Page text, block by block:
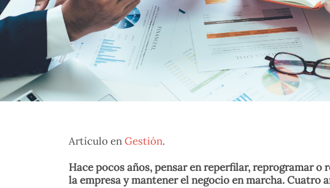
Artículo enGestión.
Hace pocos años, pensar en reperfilar, reprogramar
la empresa y mantener el negocio en marcha. Cuatro